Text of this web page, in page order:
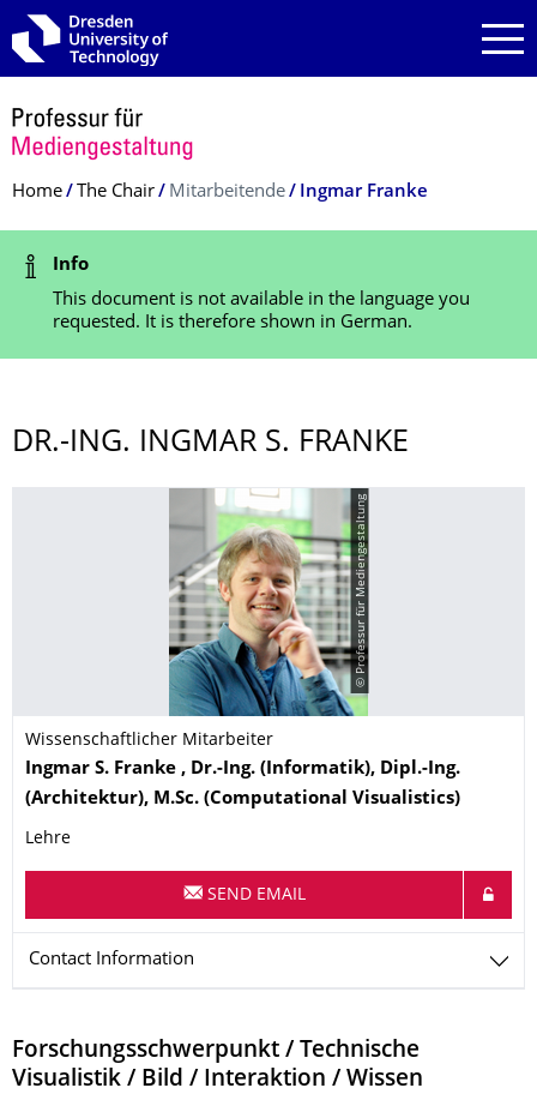
Skip to main navigation
Skip to search
Skip to content
Breadcrumb Menu
Home The Chair Mitarbeitende Ingmar Franke
Status Message
Info
This document is not available in the language you
requested. It is therefore shown in German.
DR.-ING. INGMAR S. FRANKE
© Professur für Mediengestaltung
Wissenschaftlicher Mitarbeiter
Name
Ingmar S. Franke , Dr.-Ing. (Informatik), Dipl.-Ing.
(Architektur), M.Sc. (Computational Visualistics)
Lehre
SEND EMAIL
Contact Information
Forschungsschwerpunkt / Technische
Visualistik / Bild / Interaktion / Wissen